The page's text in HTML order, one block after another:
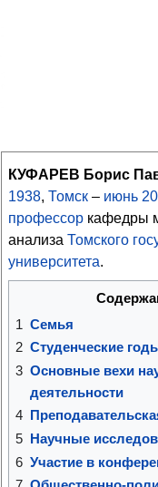
КУФАРЕВ Борис
1938, Томск– июнь
профессоркафедры
анализа Томского
университета.
1 Семья
2 Студенческие
3 Основные вехи
деятельности
4
5 Научные
6 Участие в